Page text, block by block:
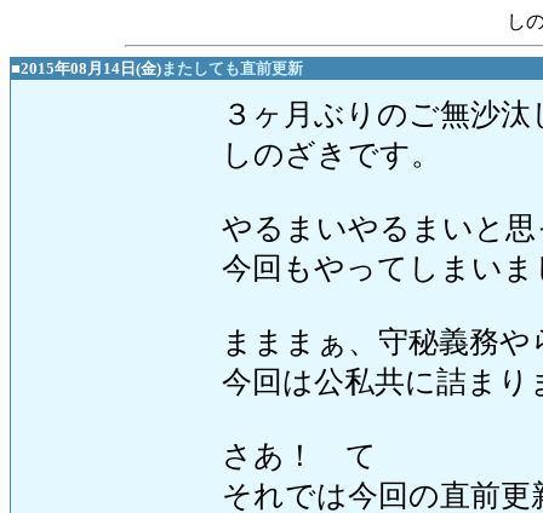
し
■2015年08月14日(金)またしても直前更新
３ヶ月ぶりのご無沙
しのざきです。
やるまいやるまいと
今回もやってしまいま
まままぁ、守秘義務
今回は公私共に詰ま
さあ！ て
それでは今回の直前更